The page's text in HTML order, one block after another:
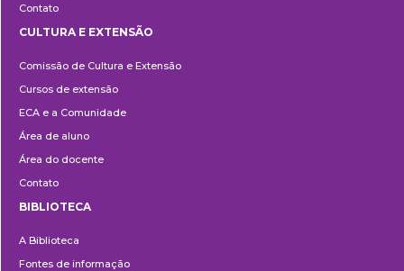
Contato
e
Extensão
CULTURA E EXTENSÃO
Comissão de Cultura e Extensão
Cursos de extensão
ECA e a Comunidade
Área de aluno
Área do docente
Contato
BIBLIOTECA
A Biblioteca
Fontes de informação